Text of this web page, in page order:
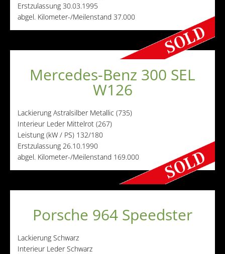
Erstzulassung 30.03.1995
abgel. Kilometer-/Meilenstand 37.000
Mercedes-Benz 300 SEL
W126
Lackierung Astralsilber Metallic (735)
Interieur Leder Mittelrot (267)
Leistung (kW / PS) 132/180
Erstzulassung 26.10.1990
abgel. Kilometer-/Meilenstand 169.000
Porsche 964 Speedster
Lackierung Schwarz
Interieur Leder Schwarz